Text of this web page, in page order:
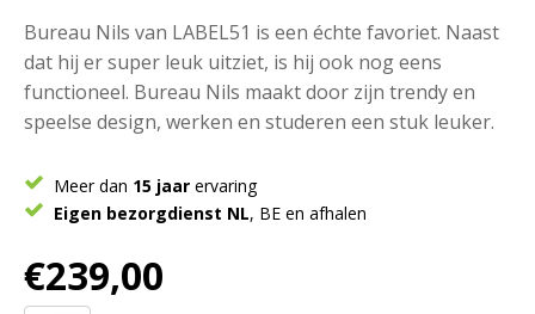
Bureau Nils van LABEL51 is een échte favoriet. Naast
dat hij er super leuk uitziet, is hij ook nog eens
functioneel. Bureau Nils maakt door zijn trendy en
speelse design, werken en studeren een stuk leuker.
Meer dan 15 jaar ervaring
Eigen bezorgdienst NL, BE en afhalen
€239,00